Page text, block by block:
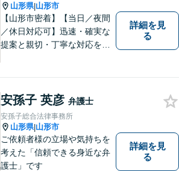
山形県|山形市
【山形市密着】【当日／夜間
／休日対応可】迅速・確実な
提案と親切・丁寧な対応をい
可】不安や問題について法的
リスクを説明し、見通しを立
て、より良い解決に導くお手
伝いをいたします。
詳細を見
る
安孫子 英彦 弁護士
安孫子総合法律事務所
山形県|山形市
ご依頼者様の立場や気持ちを
考えた「信頼できる身近な弁
護士」です
詳細を見
る